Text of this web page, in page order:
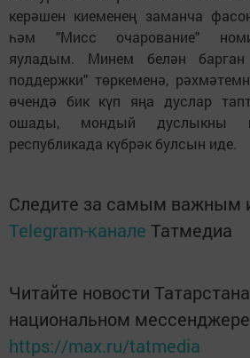
керәшен киеменең заманча
һәм "Мисс очарование"
яуладым. Минем белән барган
поддержки" төркеменә,
өчендә бик күп яңа дуслар
ошады, мондый дуслыкны
республикада күбрәк булсын иде.
Следите за самым важным
Telegram-канале Татмедиа
Читайте новости
национальном
https://max.ru/tatmedia